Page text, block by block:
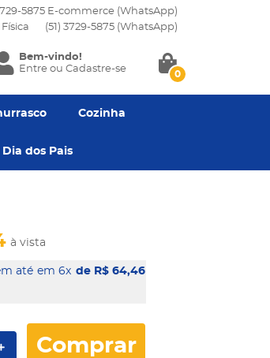
5875 E-commerce (WhatsApp)
Física
(51) 3729-5875 (WhatsApp)
Bem-vindo!
Entreou Cadastre-se 0
Cozinha
Dia dos Pais
à vista
em 6x de R$ 64,46
Comprar